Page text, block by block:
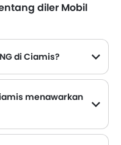
diler Mobil
di Ciamis?
menawarkan